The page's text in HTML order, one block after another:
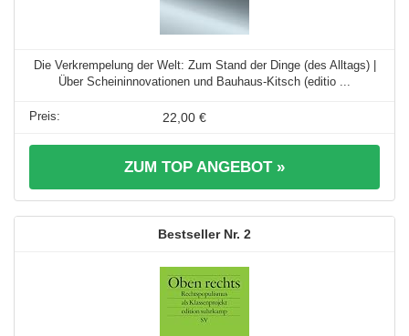
Die Verkrempelung der Welt: Zum Stand der Dinge (des Alltags) |
Über Scheininnovationen und Bauhaus-Kitsch (editio ...
22,00 €
ZUM TOP ANGEBOT »
2